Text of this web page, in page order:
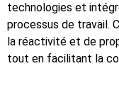
technologies et
processus de travail.
la réactivité et de
tout en facilitant la